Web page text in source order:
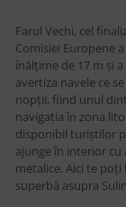
Farul Vechi, cel
Comisiei Europene
înălțime de 17 m și
avertiza navele ce
nopții, fiind unul
navigația în zona
disponibil turiștilor
ajunge în interior cu
metalice. Aici te
superbă asupra